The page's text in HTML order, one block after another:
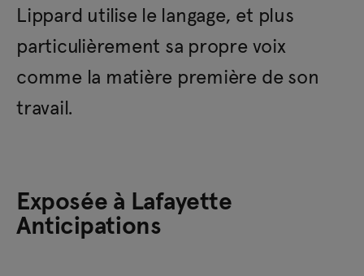
Lippard utilise le langage, et plus
particulièrement sa propre voix
comme la matière première de son
travail.
Exposée à Lafayette
Anticipations